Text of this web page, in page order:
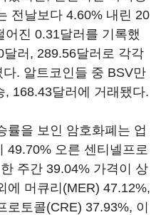
전날보다 4.60% 내린 20
진 0.31달러를 기록했
러, 289.56달러로 각각
. 알트코인들 중 BSV만
168.43달러에 거래됐다.
률을 보인 암호화폐는 업
49.70% 오른 센티넬프로
주간 39.04% 가격이 상
에 머큐리(MER) 47.12%,
토콜(CRE) 37.93%, 이